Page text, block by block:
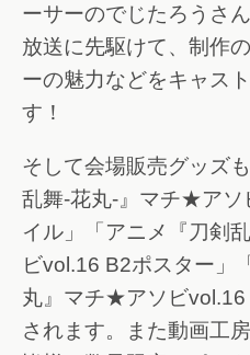
ーサーのでじたろうさ
放送に先駆けて、制作
ーの魅力などをキャス
す！
そして会場販売グッズ
乱舞-花丸-』マチ★アソ
イル」「アニメ『刀剣
ビvol.16 B2ポスター」
丸』マチ★アソビvol.16
されます。また動画工